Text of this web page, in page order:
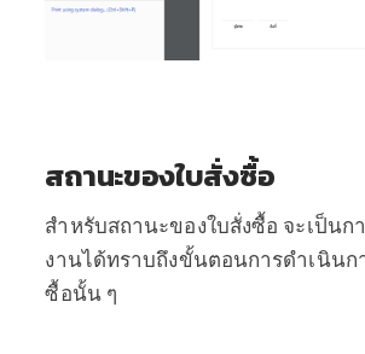
สถานะของใบสั่งซื้อ
สำหรับสถานะของใบสั่งซื้อ จะเป็นก
งานได้ทราบถึงขั้นตอนการดำเนินก
ซื้อนั้น ๆ